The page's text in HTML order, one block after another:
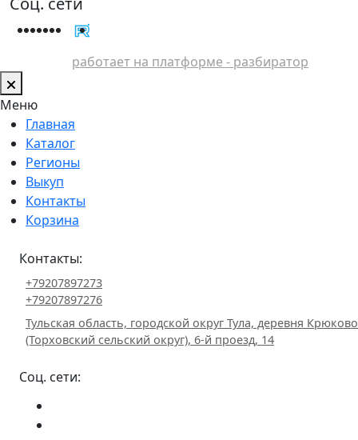
работает на платформе - разбиратор
Меню
Главная
Каталог
Регионы
Выкуп
Контакты
Корзина
Контакты:
+79207897273
+79207897276
Тульская область, городской округ Тула, деревня Крюково
(Торховский сельский округ), 6-й проезд, 14
Соц. сети: